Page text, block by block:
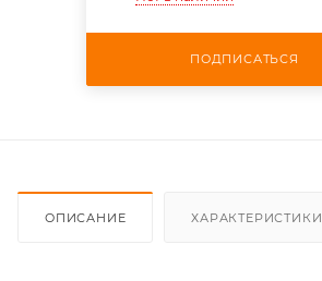
ПОДПИСАТЬСЯ
ОПИСАНИЕ ХАРАКТЕРИСТИКИ